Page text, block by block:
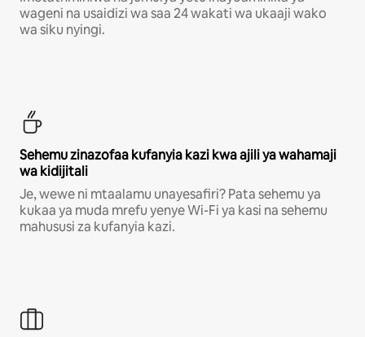
wageni na usaidizi wa saa 24 wakati wa ukaaji wako
wa siku nyingi.
Sehemu zinazofaa kufanyia kazi kwa ajili ya wahamaji
wa kidijitali
Je, wewe ni mtaalamu unayesafiri? Pata sehemu ya
kukaa ya muda mrefu yenye Wi-Fi ya kasi na sehemu
mahususi za kufanyia kazi.